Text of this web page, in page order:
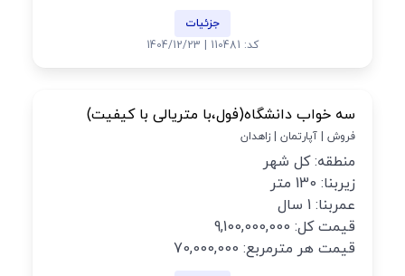
جزئیات
کد: 110481 | 1404/12/23
سه خواب دانشگاه(فول،با متریالی با کیفیت)
فروش | آپارتمان | زاهدان
منطقه: کل شهر
زیربنا: 130 متر
عمربنا: 1 سال
قیمت کل: 9,100,000,000
قیمت هر مترمربع: 70,000,000